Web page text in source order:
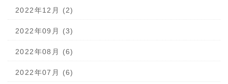
2022年12月 (2)
2022年09月 (3)
2022年08月 (6)
2022年07月 (6)